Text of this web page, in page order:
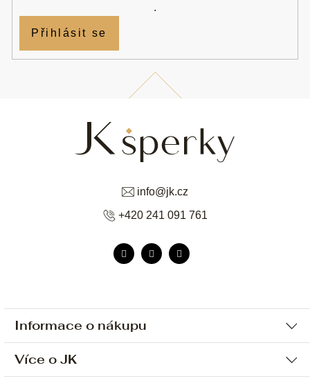
Informace o nákupu
Ochrana osobních údajů
Více o JK
info@jk.cz
+420 241 091 761
.
Přihlásit se